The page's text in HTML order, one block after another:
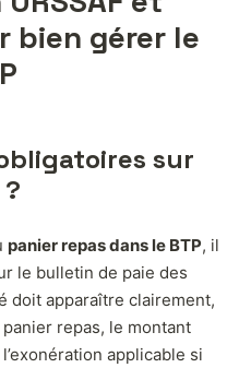
bien gérer le
sur
panier repas dans le BTP, il
le bulletin de paie des
doit apparaître clairement,
repas, le montant
applicable si